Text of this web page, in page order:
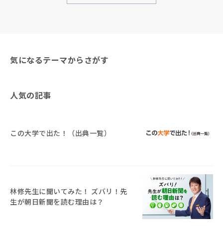
気になるテーマからさがす
人気の記事
この大学で出た！（出典一覧）
林修先生に聞いてみた！ ズバリ！先
生が朝日新聞を読む理由は？